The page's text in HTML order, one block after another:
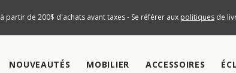
à partir de 200$ d'achats avant taxes - Se référer aux politiquesde
NOUVEAUTÉS MOBILIER ACCESSOIRES